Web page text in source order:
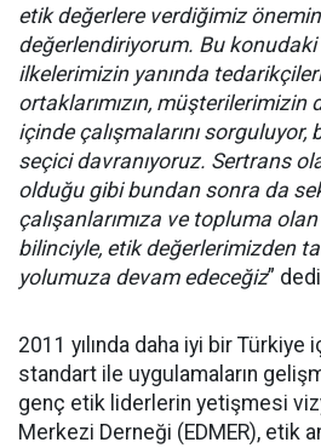
etik değerlere verdiğimiz
değerlendiriyorum. Bu
ilkelerimizin yanında
ortaklarımızın,
içinde çalışmalarını
seçici davranıyoruz. Sertrans
olduğu gibi bundan sonra da
çalışanlarımıza ve topluma
bilinciyle, etik değerlerimizden
yolumuza devam edeceğiz”
2011 yılında daha iyi bir Türkiye
standart ile uygulamaların
genç etik liderlerin yetişmesi
Merkezi Derneği (EDMER), etik